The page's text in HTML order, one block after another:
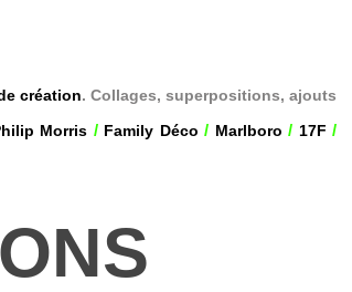
création. Collages, superpositions, ajouts
Morris /Family Déco/ Marlboro/ 17F/